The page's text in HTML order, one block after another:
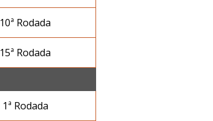
10ª Rodada
15ª Rodada
1ª Rodada